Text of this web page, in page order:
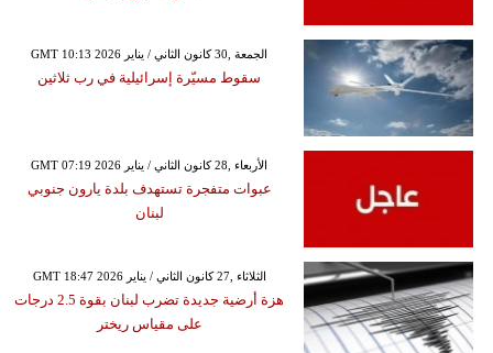
GMT 10:13 2026 الجمعة ,30 كانون الثاني / يناير
سقوط مسيّرة إسرائيلية في رب ثلاثين
GMT 07:19 2026 الأربعاء ,28 كانون الثاني / يناير
عبوات متفجرة تستهدف بلدة يارون جنوبي
لبنان
GMT 18:47 2026 الثلاثاء ,27 كانون الثاني / يناير
هزة أرضية جديدة تضرب لبنان بقوة 2.5 درجات
على مقياس ريختر